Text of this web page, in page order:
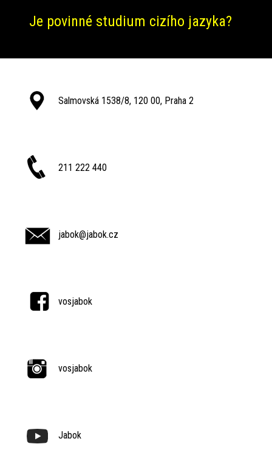
Je povinné studium cizího jazyka?
Salmovská 1538/8, 120 00, Praha 2
211 222 440
jabok@jabok.cz
vosjabok
vosjabok
Jabok